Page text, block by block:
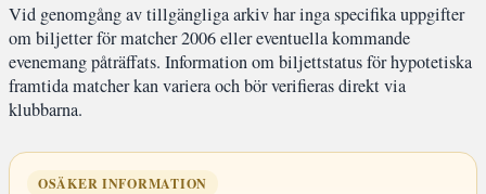
Vid genomgång av tillgängliga arkiv har inga specifika uppgifter
om biljetter för matcher 2006 eller eventuella kommande
evenemang påträffats. Information om biljettstatus för hypotetiska
framtida matcher kan variera och bör verifieras direkt via
klubbarna.
OSÄKER INFORMATION